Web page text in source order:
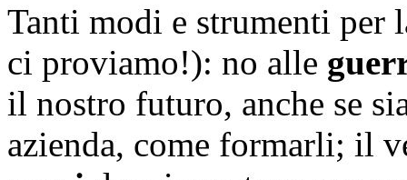
Tanti modi e strumenti per
ci proviamo!): no alle
il nostro futuro, anche se
azienda, come formarli; il